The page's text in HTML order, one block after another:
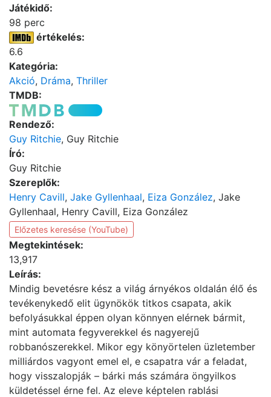
Játékidő:
98 perc
értékelés:
6.6
Kategória:
Akció, Dráma, Thriller
TMDB:
Rendező:
Guy Ritchie, Guy Ritchie
Író:
Guy Ritchie
Szereplők:
Henry Cavill, Jake Gyllenhaal, Eiza González, Jake
Gyllenhaal, Henry Cavill, Eiza González
Előzetes keresése (YouTube)
Megtekintések:
13,917
Leírás:
Mindig bevetésre kész a világ árnyékos oldalán élő és
tevékenykedő elit ügynökök titkos csapata, akik
befolyásukkal éppen olyan könnyen elérnek bármit,
mint automata fegyverekkel és nagyerejű
robbanószerekkel. Mikor egy könyörtelen üzletember
milliárdos vagyont emel el, e csapatra vár a feladat,
hogy visszalopják – bárki más számára öngyilkos
küldetéssel érne fel. Az eleve képtelen rablási